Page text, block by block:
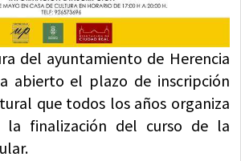
del ayuntamiento de Herencia
abierto el plazo de inscripción
que todos los años organiza
finalización del curso de la